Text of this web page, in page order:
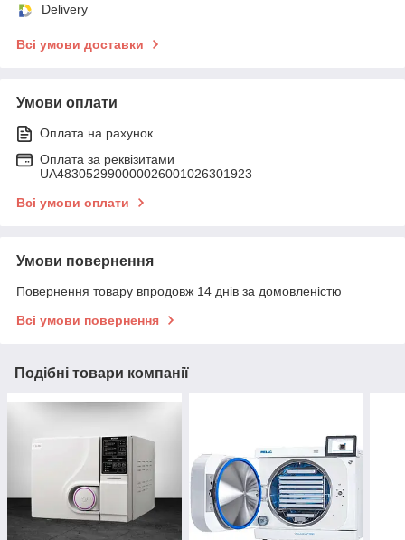
Delivery
Всі умови доставки
Умови оплати
Оплата на рахунок
Оплата за реквізитами
UA483052990000026001026301923
Всі умови оплати
Умови повернення
Повернення товару впродовж 14 днів за домовленістю
Всі умови повернення
Подібні товари компанії